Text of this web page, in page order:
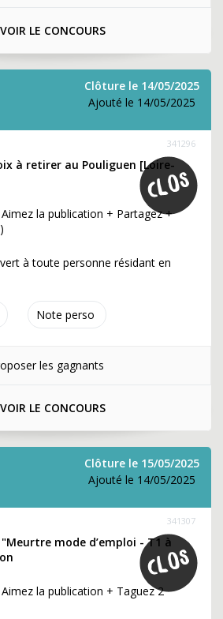
VOIR LE CONCOURS
Clôture le 14/05/2025
Ajouté le 14/05/2025
Note perso
341296
à retirer au Pouliguen [Loire-
la publication + Partagez +
à toute personne résidant en
les gagnants
VOIR LE CONCOURS
Clôture le 15/05/2025
Ajouté le 14/05/2025
341307
mode d’emploi - T1 à
la publication + Taguez 2